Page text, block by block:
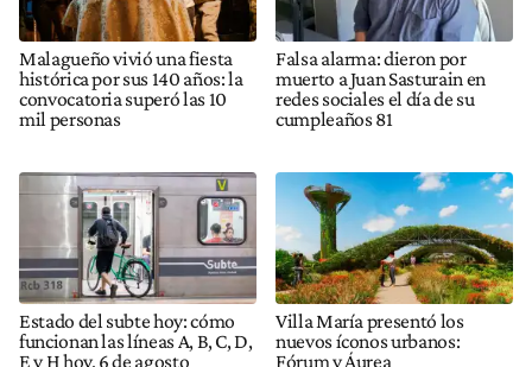
Malagueño vivió una fiesta
histórica por sus 140 años: la
convocatoria superó las 10
mil personas
Falsa alarma: dieron por
muerto a Juan Sasturain en
redes sociales el día de su
cumpleaños 81
Estado del subte hoy: cómo
funcionan las líneas A, B, C, D,
E y H hoy, 6 de agosto
Villa María presentó los
nuevos íconos urbanos:
Fórum y Áurea